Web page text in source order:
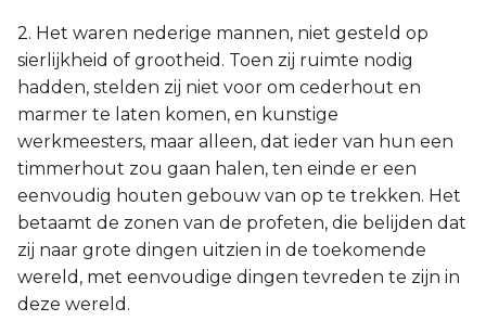
2. Het waren nederige mannen, niet gesteld op
sierlijkheid of grootheid. Toen zij ruimte nodig
hadden, stelden zij niet voor om cederhout en
marmer te laten komen, en kunstige
werkmeesters, maar alleen, dat ieder van hun een
timmerhout zou gaan halen, ten einde er een
eenvoudig houten gebouw van op te trekken. Het
betaamt de zonen van de profeten, die belijden dat
zij naar grote dingen uitzien in de toekomende
wereld, met eenvoudige dingen tevreden te zijn in
deze wereld.